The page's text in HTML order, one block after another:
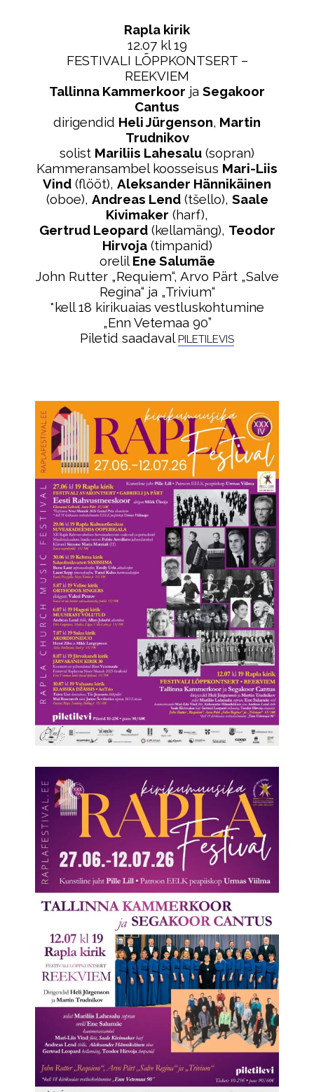
Rapla kirik
12.07 kl 19
FESTIVALI LÕPPKONTSERT –
REEKVIEM
Tallinna Kammerkoor ja Segakoor
Cantus
dirigendid Heli Jürgenson, Martin
Trudnikov
solist Mariliis Lahesalu (sopran)
Kammeransambel koosseisus Mari-Liis
Vind (flööt), Aleksander Hännikäinen
(oboe), Andreas Lend(tšello), Saale
Kivimaker (harf),
Gertrud Leopard(kellamäng), Teodor
Hirvoja(timpanid)
orelil Ene Salumäe
John Rutter „Requiem“, Arvo Pärt „Salve
Regina“ ja „Trivium“
*kell 18 kirikuaias vestluskohtumine
„Enn Vetemaa 90”
Piletid saadaval PILETILEVIS